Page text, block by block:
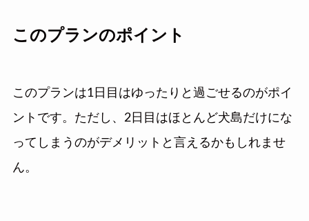
このプランのポイント
このプランは1日目はゆったりと過ごせるのがポイ
ントです。ただし、2日目はほとんど犬島だけにな
ってしまうのがデメリットと言えるかもしれませ
ん。